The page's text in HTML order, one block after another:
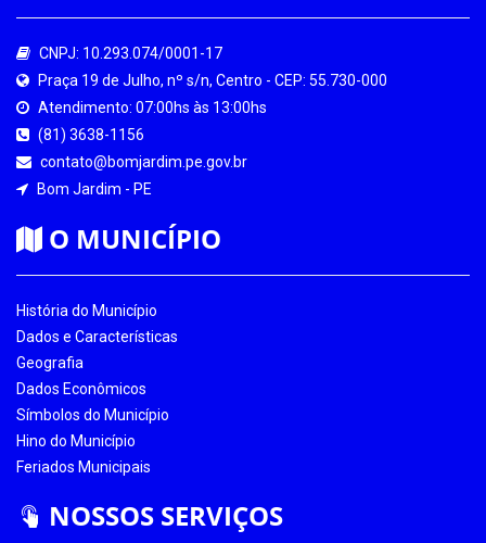
CNPJ: 10.293.074/0001-17
Praça 19 de Julho, nº s/n, Centro - CEP: 55.730-000
Atendimento: 07:00hs às 13:00hs
(81) 3638-1156
contato@bomjardim.pe.gov.br
Bom Jardim - PE
O MUNICÍPIO
História do Município
Dados e Características
Geografia
Dados Econômicos
Símbolos do Município
Hino do Município
Feriados Municipais
NOSSOS SERVIÇOS